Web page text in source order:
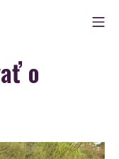
o